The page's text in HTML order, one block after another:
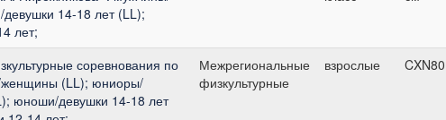
14-18 лет (LL);
лет;
соревнования по
(LL); юниоры/
юноши/девушки 14-18 лет
Межрегиональные
физкультурные
взрослые CXN80